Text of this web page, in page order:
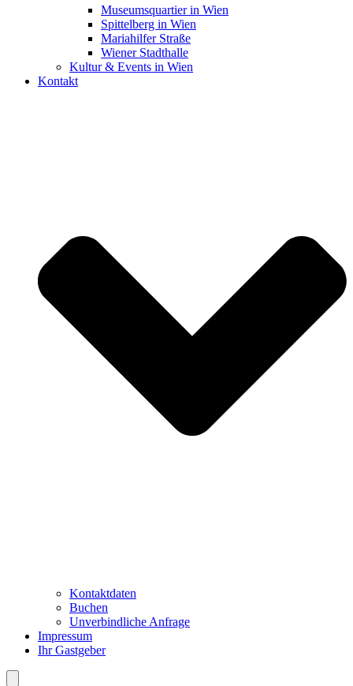
Museumsquartier in Wien
Spittelberg in Wien
Mariahilfer Straße
Wiener Stadthalle
Kultur & Events in Wien
Kontakt
Kontaktdaten
Buchen
Unverbindliche Anfrage
Impressum
Ihr Gastgeber